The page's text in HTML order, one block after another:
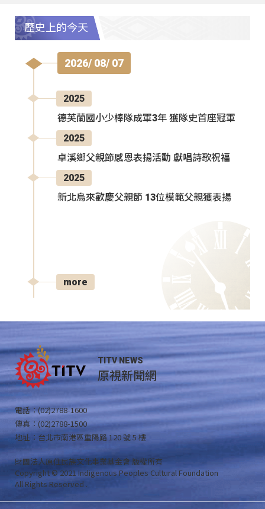
歷史上的今天
2026/ 08/ 07
2025
德芙蘭國小少棒隊成軍3年 獲隊史首座冠軍
2025
卓溪鄉父親節感恩表揚活動 獻唱詩歌祝福
2025
新北烏來歡慶父親節 13位模範父親獲表揚
more
TITV NEWS
原視新聞網
電話：(02)2788-1600
傳真：(02)2788-1500
地址：台北市南港區重陽路 120 號 5 樓
財團法人原住民族文化事業基金會 版權所有
Copyright © 2021 Indigenous Peoples Cultural Foundation
All Rights Reserved .